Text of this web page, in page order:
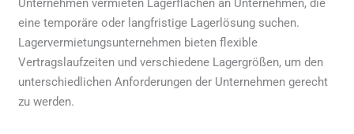
eine temporäre oder langfristige Lagerlösung suchen.
Lagervermietungsunternehmen bieten flexible
Vertragslaufzeiten und verschiedene Lagergrößen, um den
unterschiedlichen Anforderungen der Unternehmen gerecht
zu werden.